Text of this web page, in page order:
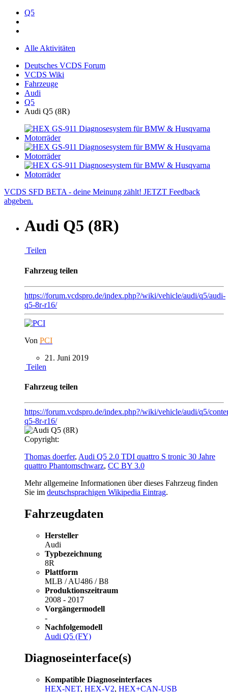
Q5
Alle Aktivitäten
Deutsches VCDS Forum
VCDS Wiki
Fahrzeuge
Audi
Q5
Audi Q5 (8R)
VCDS SFD BETA - deine Meinung zählt! JETZT Feedback
abgeben.
Audi Q5 (8R)
Teilen
Fahrzeug teilen
https://forum.vcdspro.de/index.php?/wiki/vehicle/audi/q5/audi-
q5-8r-r16/
Von PCI
21. Juni 2019
Teilen
Fahrzeug teilen
https://forum.vcdspro.de/index.php?/wiki/vehicle/audi/q5/
q5-8r-r16/
Copyright:
Thomas doerfer, Audi Q5 2.0 TDI quattro S tronic 30 Jahre
quattro Phantomschwarz, CC BY 3.0
Mehr allgemeine Informationen über dieses Fahrzeug finden
Sie im deutschsprachigen Wikipedia Eintrag.
Fahrzeugdaten
Hersteller
Audi
Typbezeichnung
8R
Plattform
MLB / AU486 / B8
Produktionszeitraum
2008 - 2017
Vorgängermodell
-
Nachfolgemodell
Audi Q5 (FY)
Diagnoseinterface(s)
Kompatible Diagnoseinterfaces
HEX-NET, HEX-V2, HEX+CAN-USB